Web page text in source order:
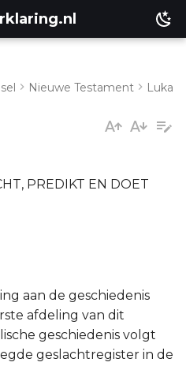
Nieuwe Testament Lukas
PREDIKT EN DOET
aan de geschiedenis
afdeling van dit
geschiedenis volgt
geslachtregister in de